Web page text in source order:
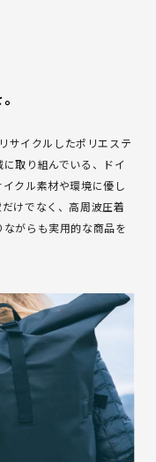
サイクルしたポリエステ
取り組んでいる、ドイ
クル素材や環境に優し
けでなく、高周波圧着
がらも実用的な商品を